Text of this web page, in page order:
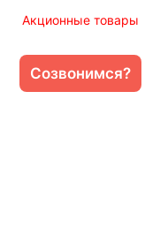
Акционные товары
Созвонимся?